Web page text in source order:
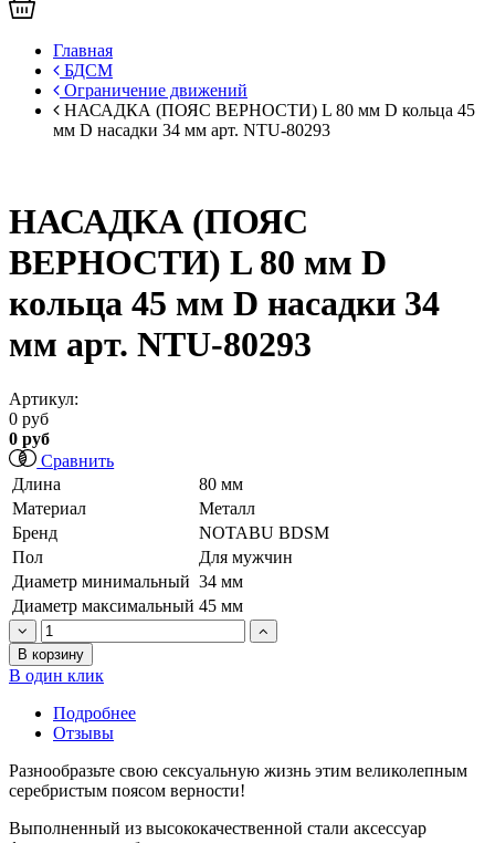
Главная
БДСМ
Ограничение движений
НАСАДКА (ПОЯС ВЕРНОСТИ) L 80 мм D кольца 45
мм D насадки 34 мм арт. NTU-80293
НАСАДКА (ПОЯС
ВЕРНОСТИ) L 80 мм D
кольца 45 мм D насадки 34
мм арт. NTU-80293
Артикул:
0 руб
0 руб
Сравнить
Длина
80 мм
Материал
Металл
Бренд
NOTABU BDSM
Пол
Для мужчин
Диаметр минимальный 34 мм
Диаметр максимальный 45 мм
В корзину
В один клик
Подробнее
Отзывы
Разнообразьте свою сексуальную жизнь этим великолепным
серебристым поясом верности!
Выполненный из высококачественной стали аксессуар